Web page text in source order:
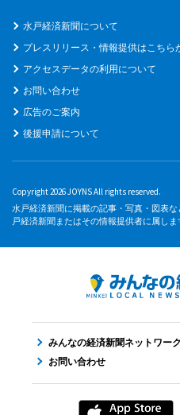
水戸経済新聞について
プレスリリース・情報提供はこちら
アクセスデータの利用について
お問い合わせ
広告のご案内
後援申請について
Copyright 2026 JOYNS All rights reserved.
水戸経済新聞に掲載の記事・写真・図表
戸経済新聞またはその情報提供者に属しま
みんなの経済新聞ネットワーク
お問い合わせ